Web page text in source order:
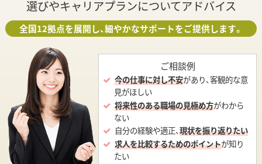
選びやキャリアプランについてアドバイス
全国12拠点を展開し、細やかなサポートをご提供します。
ご相談例
今の仕事に対し不安があり、客観的な意
見がほしい
将来性のある職場の見極め方がわから
ない
自分の経験や適正、現状を振り返りたい
求人を比較するためのポイントが知り
たい